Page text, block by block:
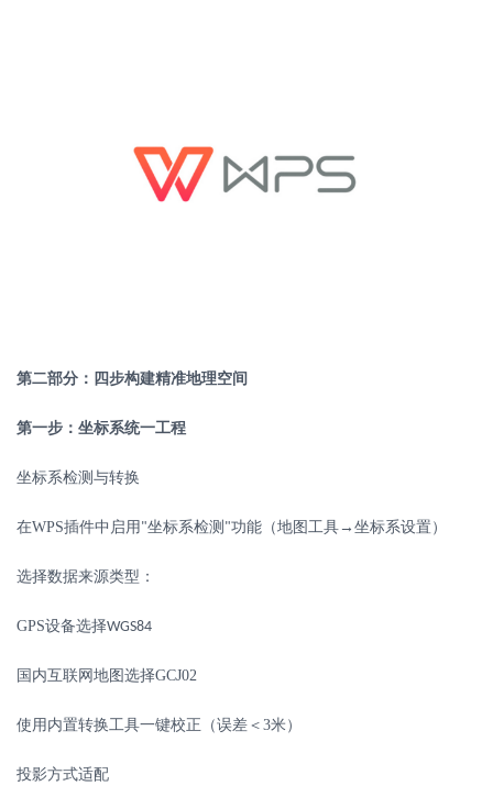
第二部分：四步构建精准地理空间
第一步：坐标系统一工程
坐标系检测与转换
在WPS插件中启用 "坐标系检测 "功能（地图工具→坐标系设置）
选择数据来源类型：
GPS设备选择WGS84
国内互联网地图选择GCJ02
使用内置转换工具一键校正（误差＜ 3米）
投影方式适配